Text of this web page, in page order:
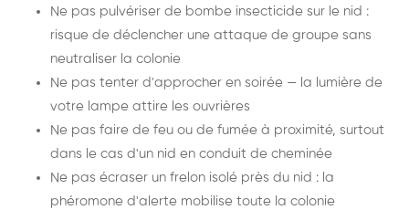
Ne pas pulvériser de bombe insecticide sur le nid :
risque de déclencher une attaque de groupe sans
neutraliser la colonie
Ne pas tenter d'approcher en soirée — la lumière de
votre lampe attire les ouvrières
Ne pas faire de feu ou de fumée à proximité, surtout
dans le cas d'un nid en conduit de cheminée
Ne pas écraser un frelon isolé près du nid : la
phéromone d'alerte mobilise toute la colonie